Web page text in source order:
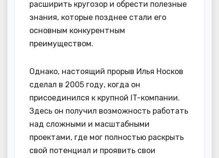
расширить кругозор и обрести полезные
знания, которые позднее стали его
основным конкурентным
преимуществом.
Однако, настоящий прорыв Илья Носков
сделал в 2005 году, когда он
присоединился к крупной IT-компании.
Здесь он получил возможность работать
над сложными и масштабными
проектами, где мог полностью раскрыть
свой потенциал и проявить свои